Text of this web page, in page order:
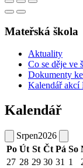
Mateřská škola
Aktuality
Co se děje ve
Dokumenty
Kalendář akcí
Kalendář
Srpen2026
Po Út St Čt Pá So
27 28 29 30 31 1